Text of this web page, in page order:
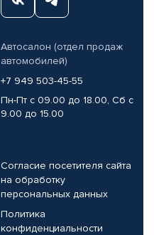
Автосалон (отдел продаж
автомобилей)
+7 949 503-45-55
Пн-Пт с 09.00 до 18.00, Сб с
9.00 до 15.00
Согласие посетителя сайта
на обработку
персональных данных
Политика
конфиденциальности